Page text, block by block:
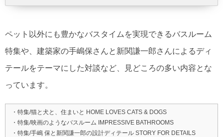
ペット以外にも豊かなバスタイムを実現できるバスルーム
特集や、建築家の手嶋保さんと新関謙一郎さんによるディ
テールをテーマにした対談など、見どころの多い内容とな
っています。
・特集/猫と犬と、住まいと HOME LOVES CATS & DOGS
・特集/映画のようなバスルーム IMPRESSIVE BATHROOMS
・特集/手嶋 保と新関謙一郎の設計ディテール STORY FOR DETAILS